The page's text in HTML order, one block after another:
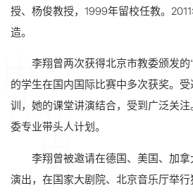
授、杨俊教授，1999年留校任教。
造。
李翔曾两次获得北京市教委颁发
的学生在国内国际比赛中多次获奖。
训，她的课堂讲演结合，受到广泛关
委专业带头人计划。
李翔曾被邀请在德国、美国、加
演出，在国家大剧院、北京音乐厅举